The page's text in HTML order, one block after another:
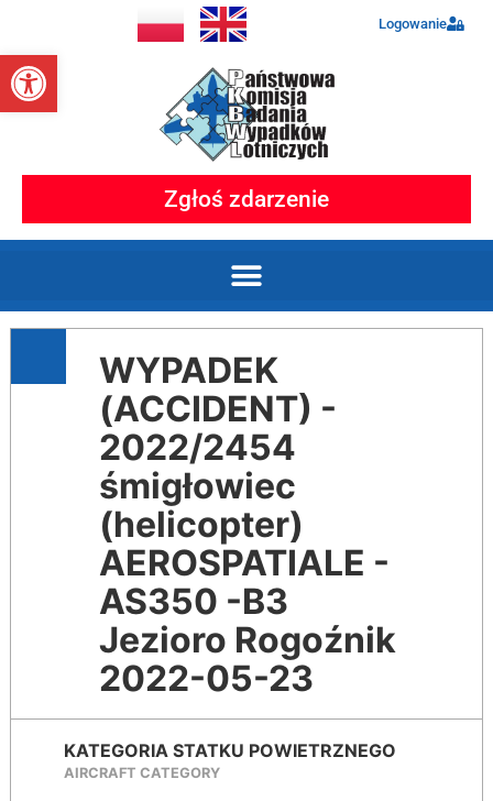
Otwórz pasek narzędzi
Logowanie
Zgłoś zdarzenie
WYPADEK
(ACCIDENT) -
2022/2454
śmigłowiec
(helicopter)
AEROSPATIALE -
AS350 -B3
Jezioro Rogoźnik
2022-05-23
KATEGORIA STATKU POWIETRZNEGO
AIRCRAFT CATEGORY